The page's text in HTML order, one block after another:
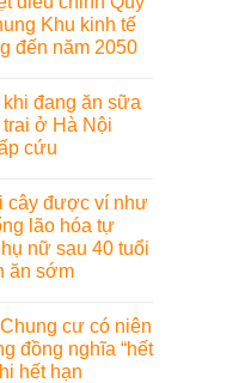
Khu kinh tế
đến năm 2050
đang ăn sữa
ở Hà Nội
cứu
cây được ví như
lão hóa tự
nữ sau 40 tuổi
ăn sớm
cư có niên
đồng nghĩa “hết
hết hạn